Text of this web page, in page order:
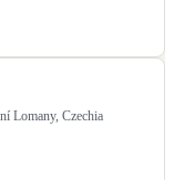
Lomany, Czechia